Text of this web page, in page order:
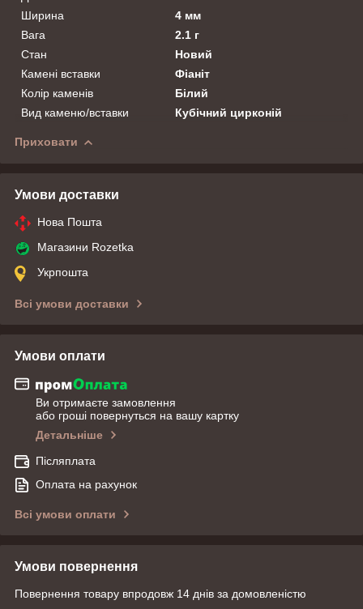
Ширина
4 мм
Вага
2.1 г
Стан
Новий
Камені вставки
Фіаніт
Колір каменів
Білий
Вид каменю/вставки
Кубічний цирконій
Приховати
Умови доставки
Нова Пошта
Магазини Rozetka
Укрпошта
Всі умови доставки
Умови оплати
Ви отримаєте замовлення
або гроші повернуться на вашу картку
Детальніше
Післяплата
Оплата на рахунок
Всі умови оплати
Умови повернення
Повернення товару впродовж 14 днів за домовленістю